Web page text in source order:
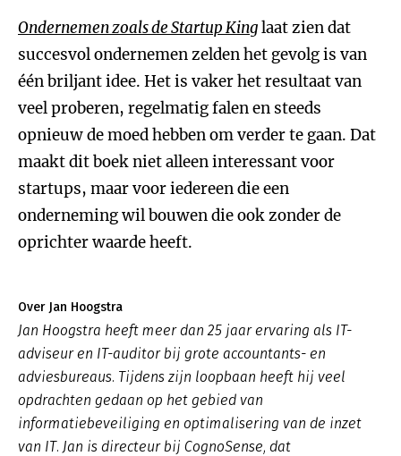
Ondernemen zoals de Startup Kinglaat zien dat
succesvol ondernemen zelden het gevolg is van
één briljant idee. Het is vaker het resultaat van
veel proberen, regelmatig falen en steeds
opnieuw de moed hebben om verder te gaan. Dat
maakt dit boek niet alleen interessant voor
startups, maar voor iedereen die een
onderneming wil bouwen die ook zonder de
oprichter waarde heeft.
Over Jan Hoogstra
Jan Hoogstra heeft meer dan 25 jaar ervaring als IT-
adviseur en IT-auditor bij grote accountants- en
adviesbureaus. Tijdens zijn loopbaan heeft hij veel
opdrachten gedaan op het gebied van
informatiebeveiliging en optimalisering van de inzet
van IT. Jan is directeur bij CognoSense, dat